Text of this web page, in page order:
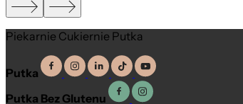
Piekarnie Cukiernie Putka
Putka
Putka Bez Glutenu